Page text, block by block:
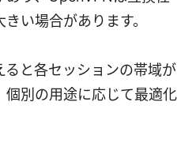
い場合があります。
ると各セッションの帯域が
個別の用途に応じて最適化